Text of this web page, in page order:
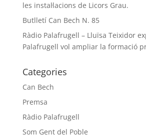
les instal·lacions de Licors Grau.
Butlletí Can Bech N. 85
Ràdio Palafrugell – Lluïsa Teixidor
Palafrugell vol ampliar la formació
Categories
Can Bech
Premsa
Ràdio Palafrugell
Som Gent del Poble